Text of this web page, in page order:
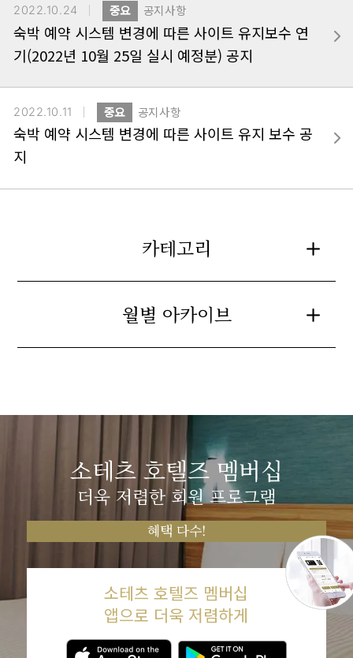
2022.10.24 중요 공지사항
숙박 예약 시스템 변경에 따른 사이트 유지보수 연
기(2022년 10월 25일 실시 예정분) 공지
2022.10.11 중요 공지사항
숙박 예약 시스템 변경에 따른 사이트 유지 보수 공
지
카테고리
월별 아카이브
소테츠 호텔즈 멤버십
더욱 저렴한 회원 프로그램
혜택 다수!
소테츠 호텔즈 멤버십
앱으로 더욱 저렴하게